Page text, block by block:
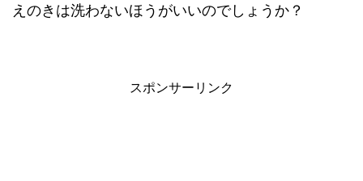
えのきは洗わないほうがいいのでしょうか？
スポンサーリンク